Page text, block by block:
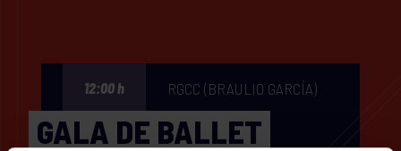
12:00 h RGCC (BRAULIO GARCÍA)
GALA DE BALLET